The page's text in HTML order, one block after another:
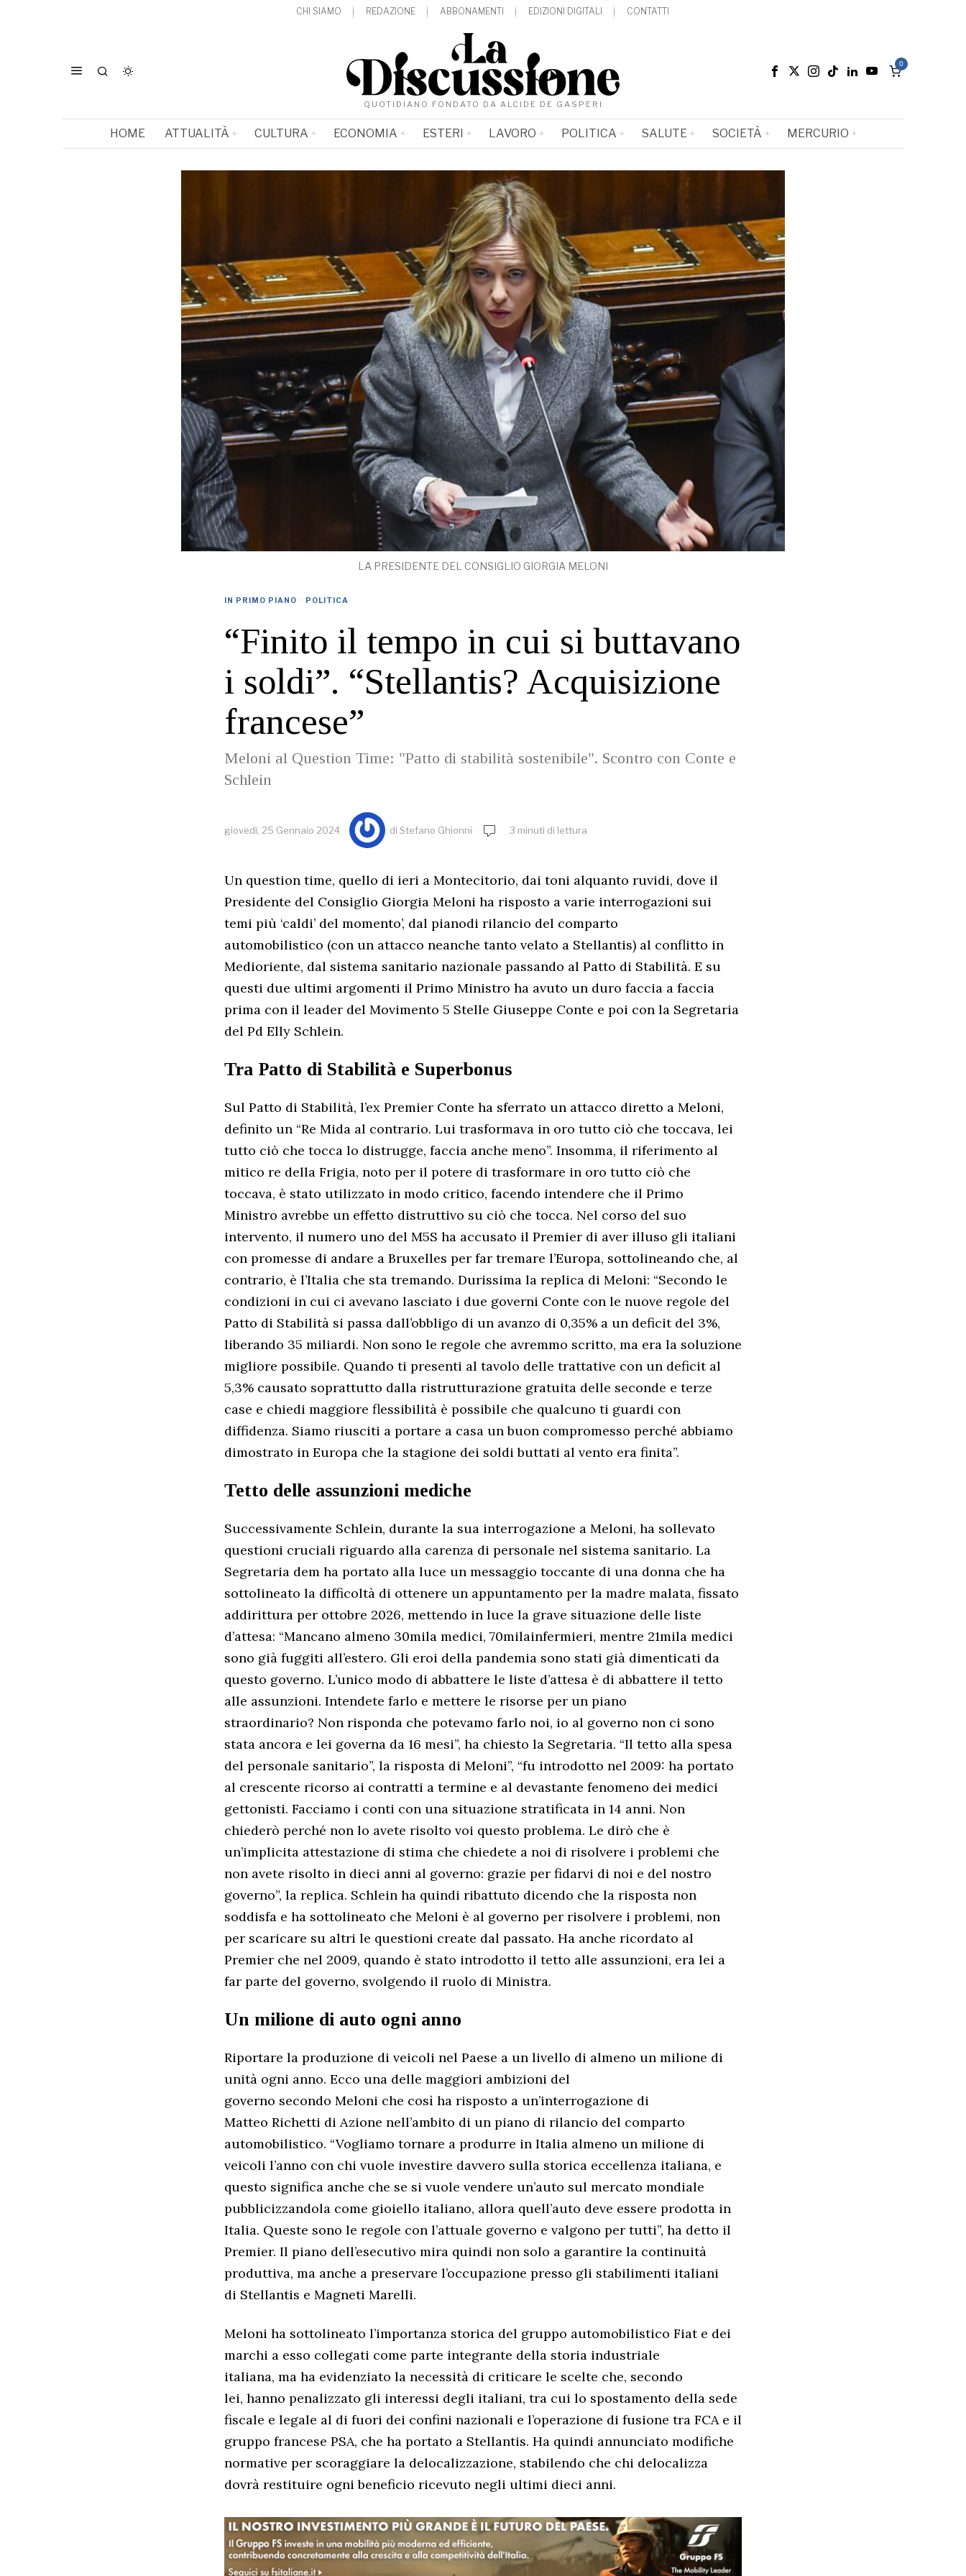
CHI SIAMO REDAZIONE ABBONAMENTI EDIZIONI DIGITALI CONTATTI
QUOTIDIANO FONDATO DA ALCIDE DE GASPERI
0
HOME ATTUALITÀ CULTURA ECONOMIA ESTERI LAVORO POLITICA SALUTE SOCIETÀ MERCURIO
LA PRESIDENTE DEL CONSIGLIO GIORGIA MELONI
IN PRIMO PIANO · POLITICA
“Finito il tempo in cui si buttavano
i soldi”. “Stellantis? Acquisizione
francese”
Meloni al Question Time: "Patto di stabilità sostenibile". Scontro con Conte e
Schlein
giovedì, 25 Gennaio 2024 di Stefano Ghionni 3 minuti di lettura
Un question time, quello di ieri a Montecitorio, dai toni alquanto ruvidi, dove il
Presidente del Consiglio Giorgia Meloni ha risposto a varie interrogazioni sui
temi più ‘caldi’ del momento’, dal pianodi rilancio del comparto
automobilistico (con un attacco neanche tanto velato a Stellantis) al conflitto in
Medioriente, dal sistema sanitario nazionale passando al Patto di Stabilità. E su
questi due ultimi argomenti il Primo Ministro ha avuto un duro faccia a faccia
prima con il leader del Movimento 5 Stelle Giuseppe Conte e poi con la Segretaria
del Pd Elly Schlein.
Tra Patto di Stabilità e Superbonus
Sul Patto di Stabilità, l’ex Premier Conte ha sferrato un attacco diretto a Meloni,
definito un “Re Mida al contrario. Lui trasformava in oro tutto ciò che toccava, lei
tutto ciò che tocca lo distrugge, faccia anche meno”. Insomma, il riferimento al
mitico re della Frigia, noto per il potere di trasformare in oro tutto ciò che
toccava, è stato utilizzato in modo critico, facendo intendere che il Primo
Ministro avrebbe un effetto distruttivo su ciò che tocca. Nel corso del suo
intervento, il numero uno del M5S ha accusato il Premier di aver illuso gli italiani
con promesse di andare a Bruxelles per far tremare l’Europa, sottolineando che, al
contrario, è l’Italia che sta tremando. Durissima la replica di Meloni: “Secondo le
condizioni in cui ci avevano lasciato i due governi Conte con le nuove regole del
Patto di Stabilità si passa dall’obbligo di un avanzo di 0,35% a un deficit del 3%,
liberando 35 miliardi. Non sono le regole che avremmo scritto, ma era la soluzione
migliore possibile. Quando ti presenti al tavolo delle trattative con un deficit al
5,3% causato soprattutto dalla ristrutturazione gratuita delle seconde e terze
case e chiedi maggiore flessibilità è possibile che qualcuno ti guardi con
diffidenza. Siamo riusciti a portare a casa un buon compromesso perché abbiamo
dimostrato in Europa che la stagione dei soldi buttati al vento era finita”.
Tetto delle assunzioni mediche
Successivamente Schlein, durante la sua interrogazione a Meloni, ha sollevato
questioni cruciali riguardo alla carenza di personale nel sistema sanitario. La
Segretaria dem ha portato alla luce un messaggio toccante di una donna che ha
sottolineato la difficoltà di ottenere un appuntamento per la madre malata, fissato
addirittura per ottobre 2026, mettendo in luce la grave situazione delle liste
d’attesa: “Mancano almeno 30mila medici, 70milainfermieri, mentre 21mila medici
sono già fuggiti all’estero. Gli eroi della pandemia sono stati già dimenticati da
questo governo. L’unico modo di abbattere le liste d’attesa è di abbattere il tetto
alle assunzioni. Intendete farlo e mettere le risorse per un piano
straordinario? Non risponda che potevamo farlo noi, io al governo non ci sono
stata ancora e lei governa da 16 mesi”, ha chiesto la Segretaria. “Il tetto alla spesa
del personale sanitario”, la risposta di Meloni”, “fu introdotto nel 2009: ha portato
al crescente ricorso ai contratti a termine e al devastante fenomeno dei medici
gettonisti. Facciamo i conti con una situazione stratificata in 14 anni. Non
chiederò perché non lo avete risolto voi questo problema. Le dirò che è
un’implicita attestazione di stima che chiedete a noi di risolvere i problemi che
non avete risolto in dieci anni al governo: grazie per fidarvi di noi e del nostro
governo”, la replica. Schlein ha quindi ribattuto dicendo che la risposta non
soddisfa e ha sottolineato che Meloni è al governo per risolvere i problemi, non
per scaricare su altri le questioni create dal passato. Ha anche ricordato al
Premier che nel 2009, quando è stato introdotto il tetto alle assunzioni, era lei a
far parte del governo, svolgendo il ruolo di Ministra.
Un milione di auto ogni anno
Riportare la produzione di veicoli nel Paese a un livello di almeno un milione di
unità ogni anno. Ecco una delle maggiori ambizioni del
governo secondo Meloni che così ha risposto a un’interrogazione di
Matteo Richetti di Azione nell’ambito di un piano di rilancio del comparto
automobilistico. “Vogliamo tornare a produrre in Italia almeno un milione di
veicoli l’anno con chi vuole investire davvero sulla storica eccellenza italiana, e
questo significa anche che se si vuole vendere un’auto sul mercato mondiale
pubblicizzandola come gioiello italiano, allora quell’auto deve essere prodotta in
Italia. Queste sono le regole con l’attuale governo e valgono per tutti”, ha detto il
Premier. Il piano dell’esecutivo mira quindi non solo a garantire la continuità
produttiva, ma anche a preservare l’occupazione presso gli stabilimenti italiani
di Stellantis e Magneti Marelli.
Meloni ha sottolineato l’importanza storica del gruppo automobilistico Fiat e dei
marchi a esso collegati come parte integrante della storia industriale
italiana, ma ha evidenziato la necessità di criticare le scelte che, secondo
lei, hanno penalizzato gli interessi degli italiani, tra cui lo spostamento della sede
fiscale e legale al di fuori dei confini nazionali e l’operazione di fusione tra FCA e il
gruppo francese PSA, che ha portato a Stellantis. Ha quindi annunciato modifiche
normative per scoraggiare la delocalizzazione, stabilendo che chi delocalizza
dovrà restituire ogni beneficio ricevuto negli ultimi dieci anni.